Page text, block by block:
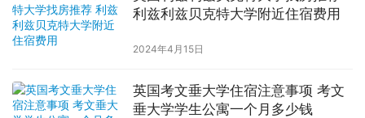
利兹利兹贝克特大学附近住宿费用
2024年4月15日
英国考文垂大学住宿注意事项 考文
垂大学学生公寓一个月多少钱